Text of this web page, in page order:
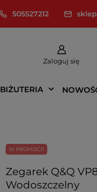
505527212
Zaloguj się
BIŻUTERIA
W PROMOCJI
Zegarek Q&Q
Wodoszczelny